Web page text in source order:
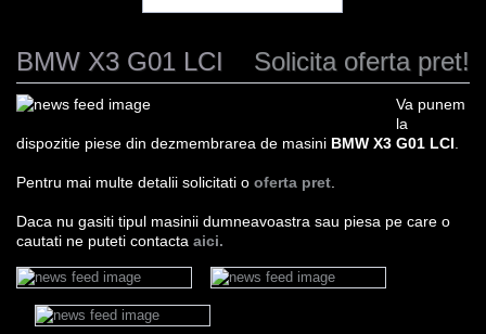
BMW X3 G01 LCI Solicita oferta pret!
Va punem
la
dispozitie piese din dezmembrarea de masini BMW X3 G01 LCI
Pentru mai multe detalii solicitati o oferta pret
Daca nu gasiti tipul masinii dumneavoastra sau piesa pe care o
cautati ne puteti contacta aici.